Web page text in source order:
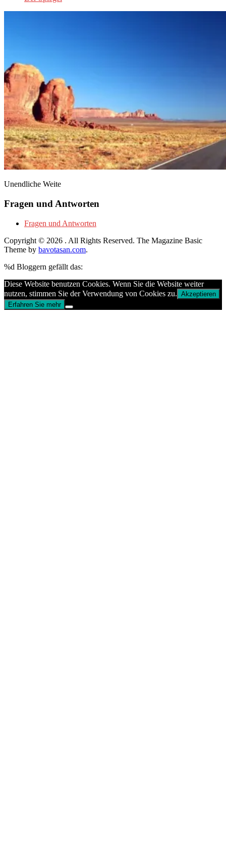
Unendliche Weite
Fragen und Antworten
Fragen und Antworten
Copyright © 2026 . All Rights Reserved. The Magazine Basic
Theme by bavotasan.com.
%d Bloggern gefällt das:
Diese Website benutzen Cookies. Wenn Sie die Website weiter
nutzen, stimmen Sie der Verwendung von Cookies zu. Akzeptieren
Erfahren Sie mehr